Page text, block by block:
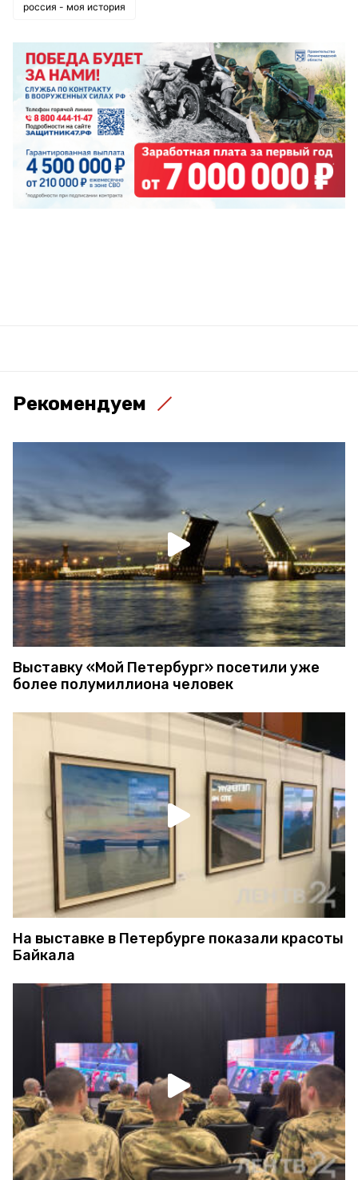
россия - моя история
Рекомендуем
Выставку «Мой Петербург» посетили уже
более полумиллиона человек
На выставке в Петербурге показали красоты
Байкала